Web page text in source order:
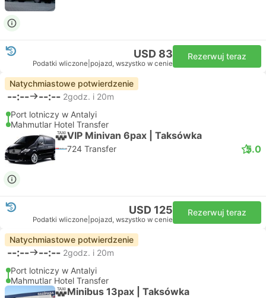
USD 83
Podatki wliczone pojazd, wszystko w cenie
Rezerwuj teraz
Natychmiastowe potwierdzenie
--:-- --:-- 2godz. i 20m
Port lotniczy w Antalyi
Mahmutlar Hotel Transfer
VIP Minivan 6pax | Taksówka
724 Transfer 5.0
USD 125
Podatki wliczone pojazd, wszystko w cenie
Rezerwuj teraz
Natychmiastowe potwierdzenie
--:-- --:-- 2godz. i 20m
Port lotniczy w Antalyi
Mahmutlar Hotel Transfer
Minibus 13pax | Taksówka